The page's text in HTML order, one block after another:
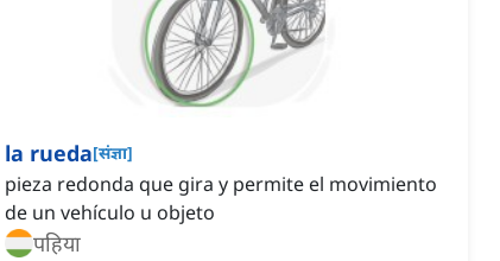
la rueda[संज्ञा]
pieza redonda que gira y permite el movimiento
de un vehículo u objeto
पहिया